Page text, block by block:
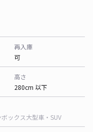
再入庫
可
高さ
280cm 以下
ボックス大型車・SUV